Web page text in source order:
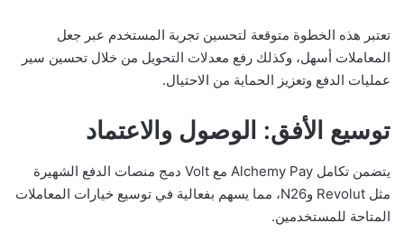
تعتبر هذه الخطوة متوقعة لتحسين تجربة المستخدم عبر جعل
المعاملات أسهل، وكذلك رفع معدلات التحويل من خلال تحسين سير
عمليات الدفع وتعزيز الحماية من الاحتيال.
توسيع الأفق: الوصول والاعتماد
يتضمن تكامل Alchemy Pay مع Volt دمج منصات الدفع الشهيرة
مثل Revolut وN26، مما يسهم بفعالية في توسيع خيارات المعاملات
المتاحة للمستخدمين.